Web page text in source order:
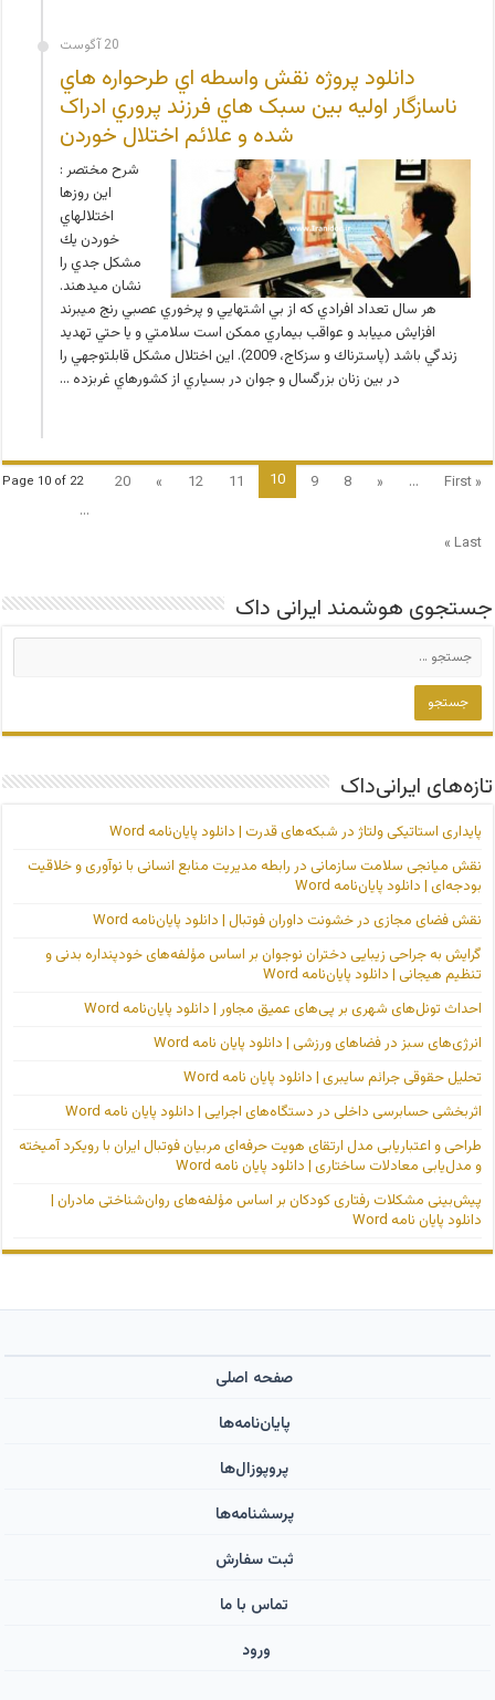
20 آگوست
دانلود پروژه نقش واسطه اي طرحواره هاي
ناسازگار اوليه بين سبک هاي فرزند پروري ادراک
شده و علائم اختلال خوردن
شرح مختصر :
اين روزها
اختلال­هاي
خوردن يك
مشكل جدي را
نشان مي­دهند.
هر سال تعداد افرادي كه از بي اشتهايي و پرخوري عصبي رنج مي­برند
افزايش مي­يابد و عواقب بيماري ممكن است سلامتي و يا حتي تهديد
زندگي باشد (پاسترناك و سزكاج، 2009). اين اختلال مشكل قابل­توجهي را
در بين زنان بزرگسال و جوان در بسياري از كشورهاي غرب­زده …
Page 10 of 22 « First
...
«
8
9
10
11
12
»
20
...
Last »
جستجوی هوشمند ایرانی داک
تازه‌های ایرانی‌داک
پایداری استاتیکی ولتاژ در شبکه‌های قدرت | دانلود پایان‌نامه Word
نقش میانجی سلامت سازمانی در رابطه مدیریت منابع انسانی با نوآوری و خلاقیت
بودجه‌ای | دانلود پایان‌نامه Word
نقش فضای مجازی در خشونت داوران فوتبال | دانلود پایان‌نامه Word
گرایش به جراحی زیبایی دختران نوجوان بر اساس مؤلفه‌های خودپنداره بدنی و
تنظیم هیجانی | دانلود پایان‌نامه Word
احداث تونل‌های شهری بر پی‌های عمیق مجاور | دانلود پایان‌نامه Word
انرژی‌های سبز در فضاهای ورزشی | دانلود پایان نامه Word
تحلیل حقوقی جرائم سایبری | دانلود پایان نامه Word
اثربخشی حسابرسی داخلی در دستگاه‌های اجرایی | دانلود پایان نامه Word
طراحی و اعتباریابی مدل ارتقای هویت حرفه‌ای مربیان فوتبال ایران با رویکرد آمیخته
و مدل‌یابی معادلات ساختاری | دانلود پایان نامه Word
پیش‌بینی مشکلات رفتاری کودکان بر اساس مؤلفه‌های روان‌شناختی مادران |
دانلود پایان نامه Word
صفحه اصلی
پایان‌نامه‌ها
پروپوزال‌ها
پرسشنامه‌ها
ثبت سفارش
تماس با ما
ورود ‌